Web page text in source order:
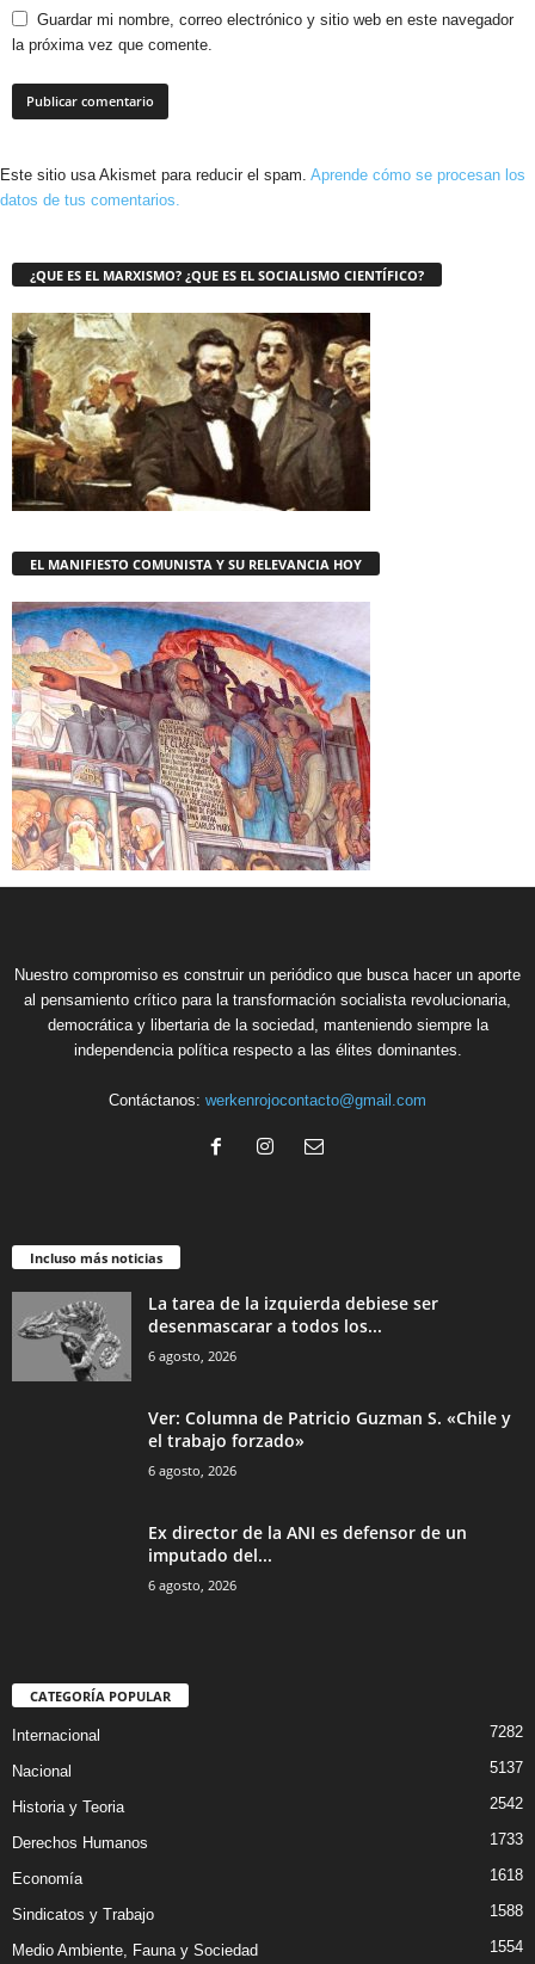
Guardar mi nombre, correo electrónico y sitio web en este navegador
la próxima vez que comente.
Este sitio usa Akismet para reducir el spam. Aprende cómo se procesan los
datos de tus comentarios.
¿QUE ES EL MARXISMO? ¿QUE ES EL SOCIALISMO CIENTÍFICO?
EL MANIFIESTO COMUNISTA Y SU RELEVANCIA HOY
Nuestro compromiso es construir un periódico que busca hacer un aporte
al pensamiento crítico para la transformación socialista revolucionaria,
democrática y libertaria de la sociedad, manteniendo siempre la
independencia política respecto a las élites dominantes.
Contáctanos: werkenrojocontacto@gmail.com
Incluso más noticias
La tarea de la izquierda debiese ser
desenmascarar a todos los...
6 agosto, 2026
Ver: Columna de Patricio Guzman S. «Chile y
el trabajo forzado»
6 agosto, 2026
Ex director de la ANI es defensor de un
imputado del...
6 agosto, 2026
CATEGORÍA POPULAR
Internacional 7282
Nacional 5137
Historia y Teoria 2542
Derechos Humanos 1733
Economía 1618
Sindicatos y Trabajo 1588
Medio Ambiente, Fauna y Sociedad 1554